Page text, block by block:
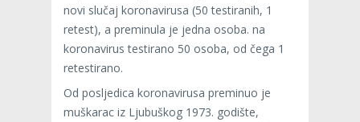
novi slučaj koronavirusa (50 testiranih, 1
retest), a preminula je jedna osoba. na
koronavirus testirano 50 osoba, od čega 1
retestirano.
Od posljedica koronavirusa preminuo je
muškarac iz Ljubuškog 1973. godište,